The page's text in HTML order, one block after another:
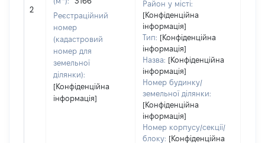
2
Реєстраційний
номер
(кадастровий
номер для
земельної
ділянки):
[Конфіденційна
інформація]
Район у місті:
[Конфіденційна
інформація]
Тип: [Конфіденційна
інформація]
Назва: [Конфіденційна
інформація]
Номер будинку/
земельної ділянки:
[Конфіденційна
інформація]
Номер корпусу/секції/
блоку: [Конфіденційна